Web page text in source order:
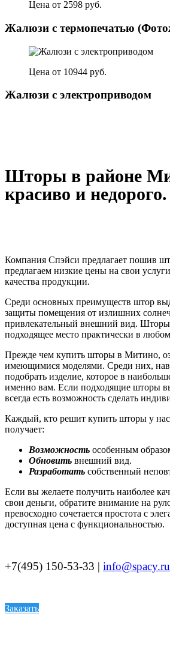
Цена от 2598 руб.
Жалюзи с термопечатью
Цена от 10944 руб.
Жалюзи с электроприводом
Шторы в районе
красиво и недорого.
Компания Спэйси предлагает пошив
предлагаем низкие цены на свои
качества продукции.
Среди основных преимуществ штор
защиты помещения от излишних
привлекательный внешний вид. Шторы
подходящее место практически в
Прежде чем купить шторы в Митино,
имеющимися моделями. Среди них,
подобрать изделие, которое в
именно вам. Если подходящие шторы
всегда есть возможность сделать
Каждый, кто решит купить шторы у нас
получает:
Возможность особенным
Обновить внешний вид.
Разработать собственный
Если вы желаете получить наиболее
свои деньги, обратите внимание на
превосходно сочетается простота с
доступная цена с функциональностью.
+7(495) 150-53-33 | info@spacy.ru
Заказать